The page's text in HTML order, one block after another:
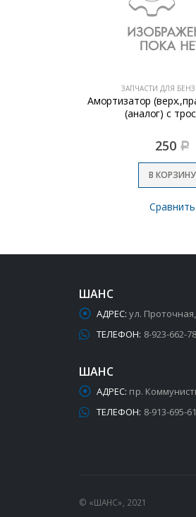
ЗАПЧАСТИ ДЛЯ
Амортизатор
(аналог) с
250 Р
В КОРЗИНУ
Сравнить
ШАНС
АДРЕС: ул.
ТЕЛЕФОН: 8-923-662-
ШАНС
АДРЕС: пр.
ТЕЛЕФОН: 8-913-695-
© «ШАНС», 2021